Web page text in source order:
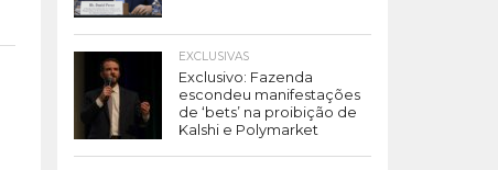
EXCLUSIVAS
Exclusivo: Fazenda
escondeu manifestações
de ‘bets’ na proibição de
Kalshi e Polymarket